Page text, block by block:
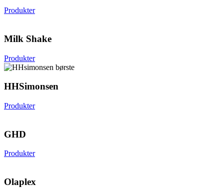
Produkter
Milk Shake
Produkter
HHSimonsen
Produkter
GHD
Produkter
Olaplex